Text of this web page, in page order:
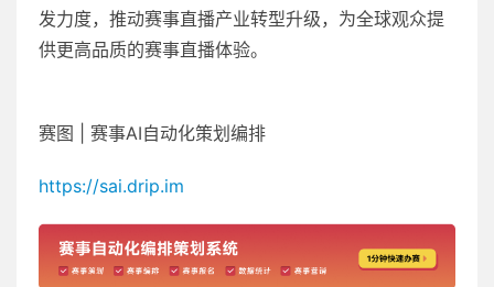
发力度，推动赛事直播产业转型升级，为全球观众提
供更高品质的赛事直播体验。
赛图 | 赛事AI自动化策划编排
https://sai.drip.im